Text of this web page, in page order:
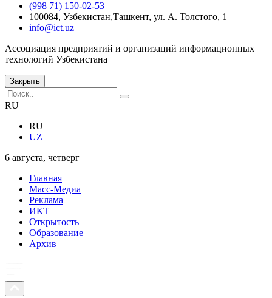
(998 71) 150-02-53
100084, Узбекистан,Ташкент, ул. А. Толстого, 1
info@ict.uz
Ассоциация предприятий и организаций информационных
технологий Узбекистана
Закрыть
RU
RU
UZ
6 августа, четверг
Главная
Масс-Медиа
Реклама
ИКТ
Открытость
Образование
Архив